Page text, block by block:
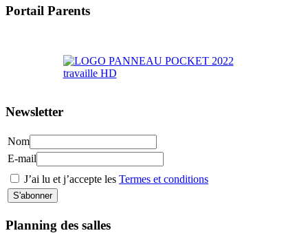
Portail Parents
Newsletter
Nom
E-mail
J’ai lu et j’accepte les Termes et conditions
Planning des salles